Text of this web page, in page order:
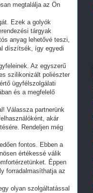
megtalálja az Ön
Ezek a golyók
tárgyak
anyag lehetővé teszi,
díszítsék, így egyedi
Az egyszerű
szilikonizált poliészter
ügyfélszolgálati
és a megfelelő
Válassza partnerünk
akár
Rendeljen még
fontos. Ebben a
értékessé válik
Éppen
forradalmasíthatja az
olyan szolgáltatással